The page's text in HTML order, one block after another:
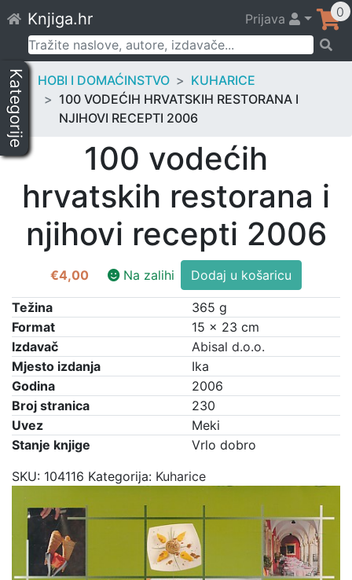
to
content
Knjiga.hr Prijava 0
Pretraži:
Kategorije HOBI I DOMAĆINSTVO
KUHARICE
100 VODEĆIH HRVATSKIH RESTORANA I
NJIHOVI RECEPTI 2006
100 vodećih
hrvatskih restorana i
njihovi recepti 2006
€4,00 Na zalihi
100
vodećih
hrvatskih
restorana
njihovi
recepti
2006
količina
Dodaj u košaricu
Težina
365 g
Format
15 × 23 cm
Izdavač
Abisal d.o.o.
Mjesto izdanja
Ika
Godina
2006
Broj stranica
230
Uvez
Meki
Stanje knjige
Vrlo dobro
SKU: 104116 Kategorija: Kuharice